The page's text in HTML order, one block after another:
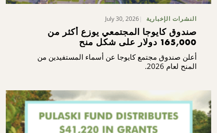
النشرات الإخبارية July 30, 2026
صندوق كايوجا المجتمعي يوزع أكثر من
165,000 دولار على شكل منح
أعلن صندوق مجتمع كايوجا عن أسماء المستفيدين من
المنح لعام 2026.